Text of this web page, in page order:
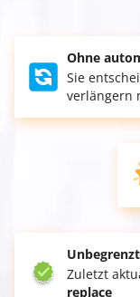
Ohne
Sie
verlängern
Zuletzt
replace